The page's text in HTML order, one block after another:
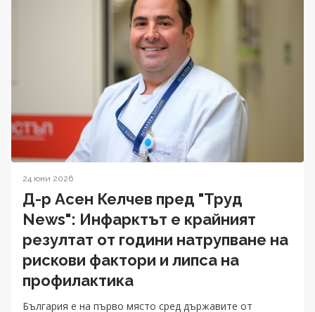
24 юни 2026
Д-р Асен Келчев пред "Труд
News": Инфарктът е крайният
резултат от години натрупване на
рискови фактори и липса на
профилактика
България е на първо място сред държавите от